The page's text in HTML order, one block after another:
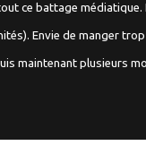
ce battage
Envie de manger
maintenant plusieurs